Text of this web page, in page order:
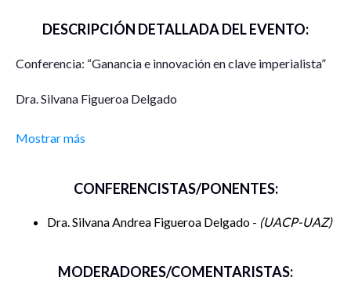
DESCRIPCIÓN DETALLADA DEL EVENTO:
Conferencia: “Ganancia e innovación en clave imperialista”
Dra. Silvana Figueroa Delgado
Mostrar más
CONFERENCISTAS/PONENTES:
Dra. Silvana Andrea Figueroa Delgado - UACP-UAZ
MODERADORES/COMENTARISTAS: